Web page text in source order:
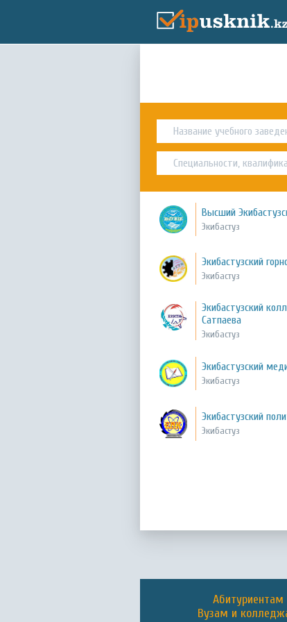
Высший
Экибастуз
Экибастузский
Экибастуз
Экибастузский
Сатпаева
Экибастуз
Экибастузский
Экибастуз
Экибастузский
Экибастуз
Абитуриентам
Вузам и